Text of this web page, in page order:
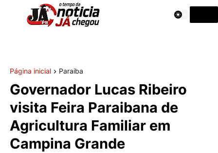
Página inicial Paraiba
Governador Lucas Ribeiro
visita Feira Paraibana de
Agricultura Familiar em
Campina Grande